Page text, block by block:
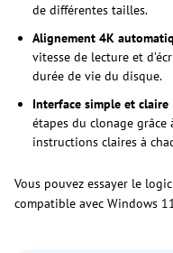
de différentes tailles.
Alignement 4K
vitesse de lecture et
durée de vie du disque.
Interface simple et claire
étapes du clonage grâce
instructions claires à
Vous pouvez essayer le
compatible avec Windows